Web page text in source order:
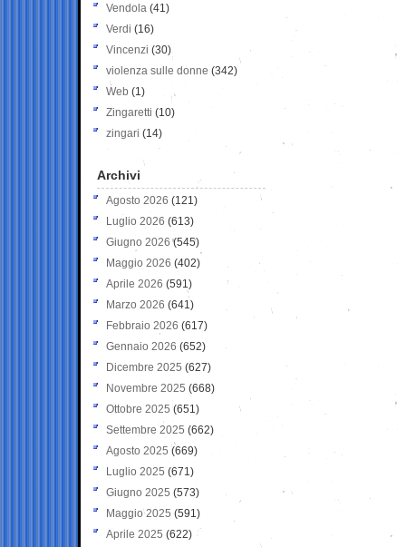
Vendola (41)
Verdi (16)
Vincenzi (30)
violenza sulle donne (342)
Web (1)
Zingaretti (10)
zingari (14)
Archivi
Agosto 2026 (121)
Luglio 2026 (613)
Giugno 2026 (545)
Maggio 2026 (402)
Aprile 2026 (591)
Marzo 2026 (641)
Febbraio 2026 (617)
Gennaio 2026 (652)
Dicembre 2025 (627)
Novembre 2025 (668)
Ottobre 2025 (651)
Settembre 2025 (662)
Agosto 2025 (669)
Luglio 2025 (671)
Giugno 2025 (573)
Maggio 2025 (591)
Aprile 2025 (622)